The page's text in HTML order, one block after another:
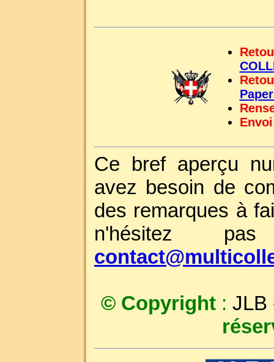
Ce bref aperçu
avez besoin de
des remarques à
n'hésitez
© Copyright : JLB